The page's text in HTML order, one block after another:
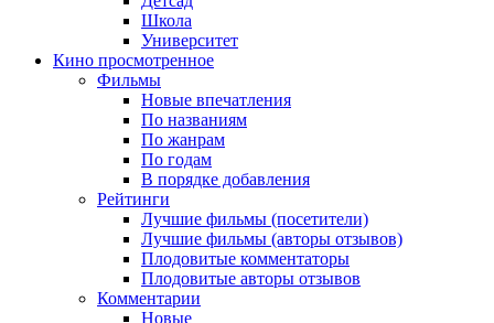
Школа
Университет
Кино просмотренное
Фильмы
Новые впечатления
По названиям
По жанрам
По годам
В порядке добавления
Рейтинги
Лучшие фильмы (посетители)
Лучшие фильмы (авторы отзывов)
Плодовитые комментаторы
Плодовитые авторы отзывов
Комментарии
Новые